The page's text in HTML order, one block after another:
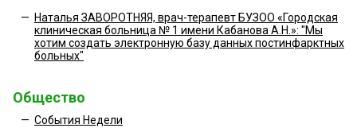
— Наталья ЗАВОРОТНЯЯ, врач-терапевт БУЗОО «Городская
клиническая больница № 1 имени Кабанова А.Н.»: "Мы
хотим создать электронную базу данных постинфарктных
больных"
Общество
— События Недели